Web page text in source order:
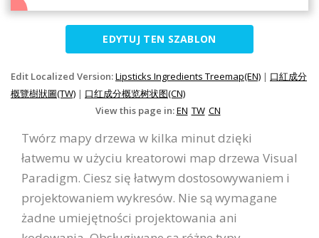
EDYTUJ TEN SZABLON
Edit Localized Version:Lipsticks Ingredients Treemap(EN) | 口紅成分
概覽樹狀圖(TW) | 口红成分概览树状图(CN)
View this page in:EN TW CN
Twórz mapy drzewa w kilka minut dzięki
łatwemu w użyciu kreatorowi map drzewa Visual
Paradigm. Ciesz się łatwym dostosowywaniem i
projektowaniem wykresów. Nie są wymagane
żadne umiejętności projektowania ani